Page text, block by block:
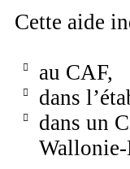
Cette aide
au CAF,
dans
dans un